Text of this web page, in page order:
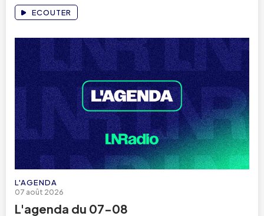
ECOUTER
L'AGENDA
07 août 2026
L'agenda du 07-08